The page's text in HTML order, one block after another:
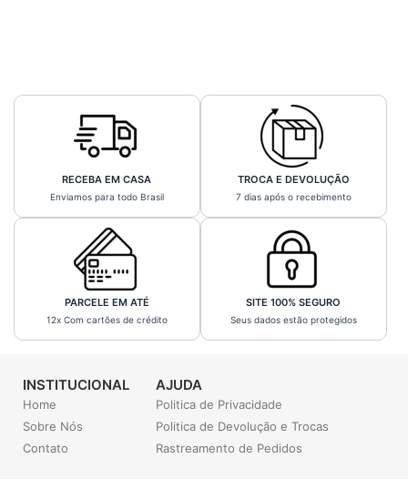
RECEBA EM CASA
Enviamos para todo Brasil
TROCA E DEVOLUÇÃO
7 dias após o recebimento
PARCELE EM ATÉ
12x Com cartões de crédito
SITE 100% SEGURO
Seus dados estão protegidos
INSTITUCIONAL
Home
Sobre Nós
Contato
AJUDA
Politica de Privacidade
Politica de Devolução e Trocas
Rastreamento de Pedidos